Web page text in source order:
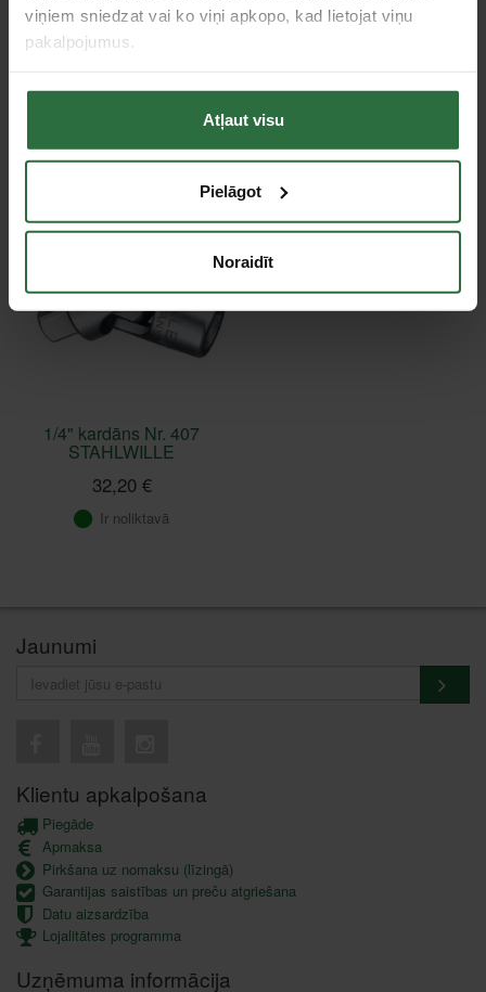
viņiem sniedzat vai ko viņi apkopo, kad lietojat viņu
pakalpojumus.
Atļaut visu
Pielāgot
Noraidīt
Tie, kas apskatīja šo preci, tāpat interesējās par...
Apskatītie produkti
1/4" kardāns Nr. 407
STAHLWILLE
32,20 €
Ir noliktavā
Jaunumi
Klientu apkalpošana
Piegāde
Apmaksa
Pirkšana uz nomaksu (līzingā)
Garantijas saistības un preču atgriešana
Datu aizsardzība
Lojalitātes programma
Uzņēmuma informācija